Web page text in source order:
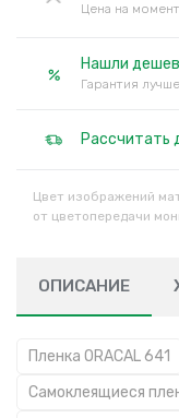
Цена на
Нашли
Гарантия
Рассчитать
Цвет изображений
от цветопередачи
ОПИСАНИЕ
Пленка ORACAL 641
Самоклеящиеся